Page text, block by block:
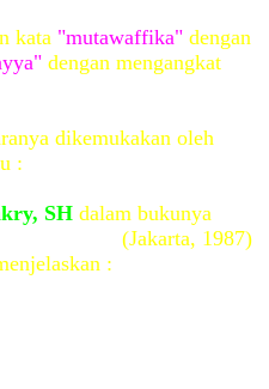
kata "mutawaffika" dengan
dengan mengangkat
dikemukakan oleh
:
SH dalam bukunya
(Jakarta, 1987)
: